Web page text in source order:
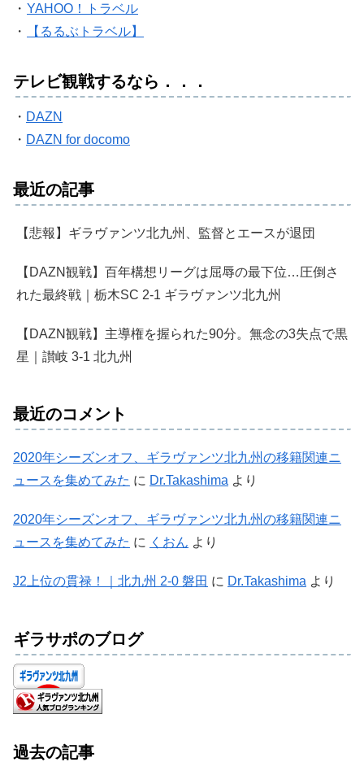
・ YAHOO！トラベル
・
【るるぶトラベル】
テレビ観戦するなら．．．
・ DAZN
・ DAZN for docomo
最近の記事
【悲報】ギラヴァンツ北九州、監督とエースが退団
【DAZN観戦】百年構想リーグは屈辱の最下位…圧倒さ
れた最終戦｜栃木SC 2-1 ギラヴァンツ北九州
【DAZN観戦】主導権を握られた90分。無念の3失点で黒
星｜讃岐 3-1 北九州
最近のコメント
2020年シーズンオフ、ギラヴァンツ北九州の移籍関連ニ
ュースを集めてみた に Dr.Takashima より
2020年シーズンオフ、ギラヴァンツ北九州の移籍関連ニ
ュースを集めてみた に くおん より
J2上位の貫禄！｜北九州 2-0 磐田 に Dr.Takashima より
ギラサポのブログ
過去の記事